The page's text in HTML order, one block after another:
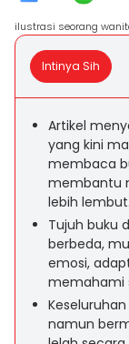
ilustrasi seorang
Intinya Sih
Artikel
yang kini
membaca
membantu
lebih lembut.
Tujuh buku
berbeda,
emosi,
memahami
namun